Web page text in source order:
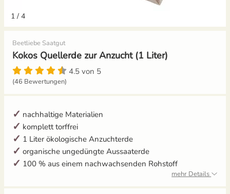
1 / 4
Beetliebe Saatgut
Kokos Quellerde zur Anzucht (1 Liter)
4.5 von 5
(46 Bewertungen)
nachhaltige Materialien
komplett torffrei
1 Liter ökologische Anzuchterde
organische ungedüngte Aussaaterde
100 % aus einem nachwachsenden Rohstoff
mehr Details
Gemüsesamen Set
Gurken
Jalapeno
Kohl
Kohlrabi
Gelbe Tomaten
Gewächshaustomaten
Grüne Tomaten
Ochsenherztomaten
Orangene Tomaten
Aussaat und Anzucht im Dezember
Aussaat und Anzucht im Juli
Aussaat und Anzucht im Juni